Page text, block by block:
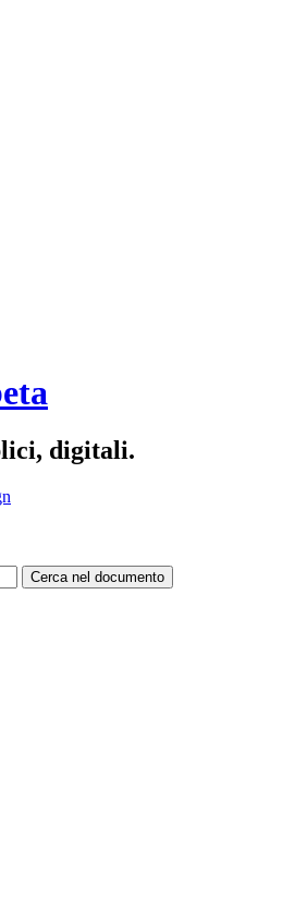
digitali.
Cerca nel documento